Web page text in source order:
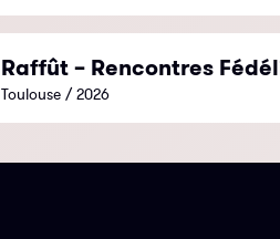
Raffût – Rencontres
Toulouse / 2026